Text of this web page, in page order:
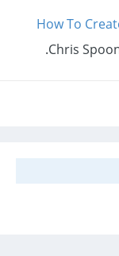
How To
Chris